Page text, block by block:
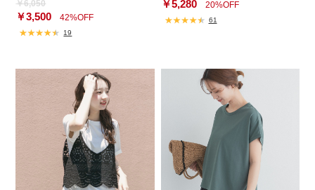
￥6,050
￥3,500 42%OFF
19
￥5,28020%OFF
61